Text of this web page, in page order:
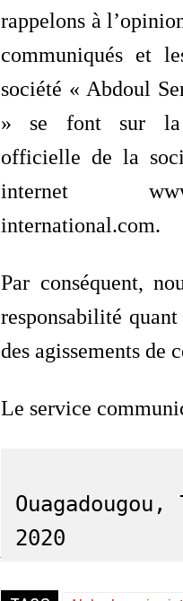
rappelons à
communiqués et
société « Abdoul
» se font sur la
officielle de la
internet
international.com.
Par conséquent,
responsabilité quant
des agissements de
Le service
2020